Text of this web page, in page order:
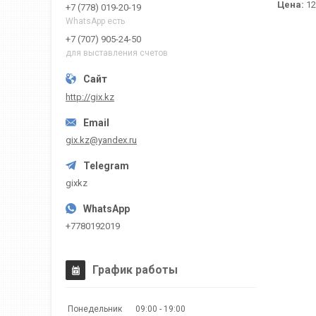
Цена:
+7 (778) 019-20-19
WhatsApp есть
+7 (707) 905-24-50
для выставления счетов
http://gix.kz
gix.kz@yandex.ru
gixkz
+7780192019
График работы
Понедельник 09:00 19:00